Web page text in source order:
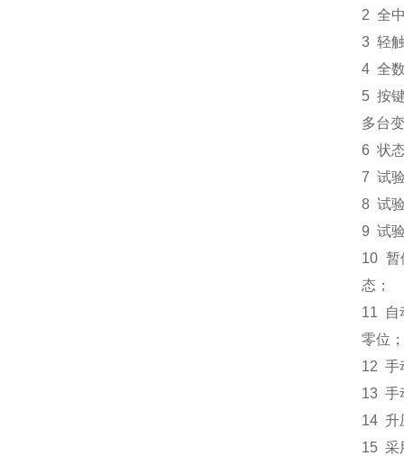
2 全
3 轻
4 全
5 按
多台
6 状
7 试
8 试
9 试
10 暂
态；
11 自
零位；
12 手
13 手
14 升
15 采